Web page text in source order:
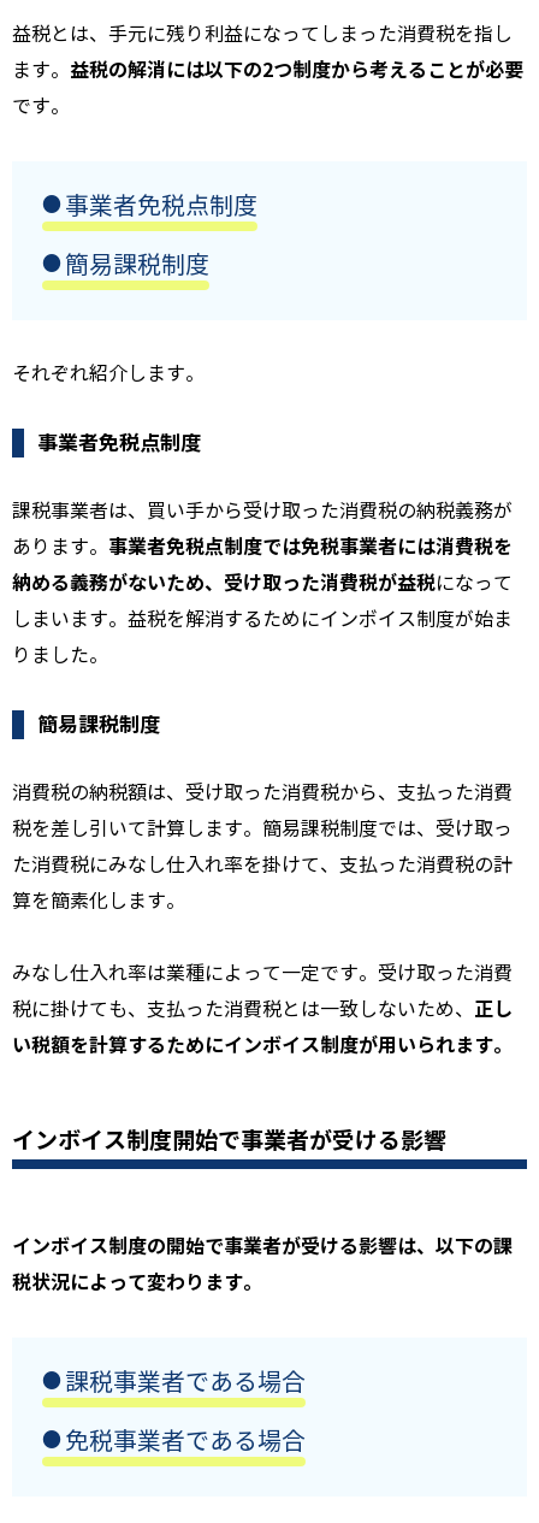
益税とは、手元に残り利益になってしまった消費税を指し
ます。 益税の解消には以下の2つ制度から考えることが必要
です。
事業者免税点制度
簡易課税制度
それぞれ紹介します。
事業者免税点制度
課税事業者は、買い手から受け取った消費税の納税義務が
あります。 事業者免税点制度では免税事業者には消費税を
納める義務がないため、受け取った消費税が益税になって
しまいます。益税を解消するためにインボイス制度が始ま
りました。
簡易課税制度
消費税の納税額は、受け取った消費税から、支払った消費
税を差し引いて計算します。簡易課税制度では、受け取っ
た消費税にみなし仕入れ率を掛けて、支払った消費税の計
算を簡素化します。
みなし仕入れ率は業種によって一定です。受け取った消費
税に掛けても、支払った消費税とは一致しないため、 正し
い税額を計算するためにインボイス制度が用いられます。
インボイス制度開始で事業者が受ける影響
インボイス制度の開始で事業者が受ける影響は、以下の課
税状況によって変わります。
課税事業者である場合
免税事業者である場合